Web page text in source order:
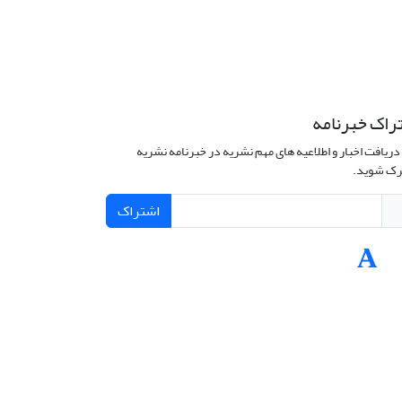
خبرنامه
اخبار و اطلاعیه های مهم نشریه در خبرنامه نشریه
شوید.
اشتراک